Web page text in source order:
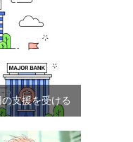
支援を受ける